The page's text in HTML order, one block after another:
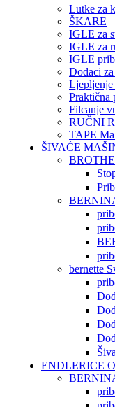
Lutke za
ŠKARE
IGLE za
IGLE za
IGLE
Dodaci
Ljepljenje
Praktična
Filcanje
RUČNI
TAPE
ŠIVAĆE
bernette
ENDLERICE